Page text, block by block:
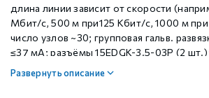
длина линии зависит от скорости
Мбит/с, 500 м при125 Кбит/с, 1000 м
число узлов ~30; групповая гальв.
≤37 мА; разъёмы 15EDGK-3.5-03P (2
терминаторов
Развернуть описание
Xinje HVAC
Xinje Аксессуары
Шаговые двигатели MP3 с
управления
Аксессуары Xinje